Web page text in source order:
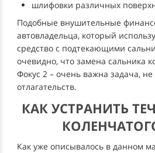
шлифовки различных
Подобные внушительные
автовладельца, который
средство с подтекающими
очевидно, что замена сальника
Фокус 2 – очень важна задача,
отлагательств.
КАК УСТРАНИТЬ
Как уже описывалось в данном